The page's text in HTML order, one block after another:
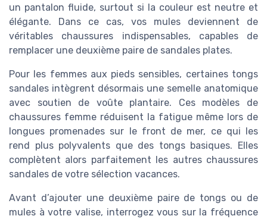
un pantalon fluide, surtout si la couleur est neutre et
élégante. Dans ce cas, vos mules deviennent de
véritables chaussures indispensables, capables de
remplacer une deuxième paire de sandales plates.
Pour les femmes aux pieds sensibles, certaines tongs
sandales intègrent désormais une semelle anatomique
avec soutien de voûte plantaire. Ces modèles de
chaussures femme réduisent la fatigue même lors de
longues promenades sur le front de mer, ce qui les
rend plus polyvalents que des tongs basiques. Elles
complètent alors parfaitement les autres chaussures
sandales de votre sélection vacances.
Avant d’ajouter une deuxième paire de tongs ou de
mules à votre valise, interrogez vous sur la fréquence